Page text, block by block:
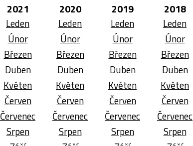
2021
Leden
Únor
Březen
Duben
Květen
Červen
Červenec
Srpen
2020
Leden
Únor
Březen
Duben
Květen
Červen
Červenec
Srpen
2019
Leden
Únor
Březen
Duben
Květen
Červen
Červenec
Srpen
2018
Leden
Únor
Březen
Duben
Květen
Červen
Červenec
Srpen